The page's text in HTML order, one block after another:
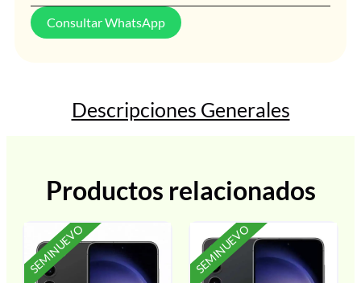
Consultar WhatsApp
Descripciones Generales
Productos relacionados
SEMINUEVO SEMINUEVO